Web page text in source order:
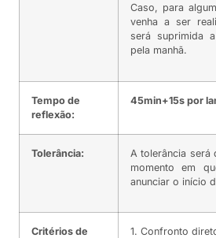
Caso, para
venha a ser
será suprimida
pela manhã.
Tempo de
reflexão:
45min+15s por
Tolerância: A tolerância será
momento em
anunciar o início
Critérios de
1. Confronto